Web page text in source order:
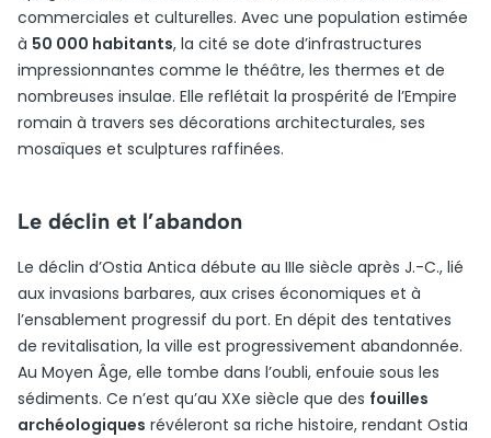
commerciales et culturelles. Avec une population estimée
à 50 000 habitants, la cité se dote d’infrastructures
impressionnantes comme le théâtre, les thermes et de
nombreuses insulae. Elle reflétait la prospérité de l’Empire
romain à travers ses décorations architecturales, ses
mosaïques et sculptures raffinées.
Le déclin et l’abandon
Le déclin d’Ostia Antica débute au IIIe siècle après J.-C., lié
aux invasions barbares, aux crises économiques et à
l’ensablement progressif du port. En dépit des tentatives
de revitalisation, la ville est progressivement abandonnée.
Au Moyen Âge, elle tombe dans l’oubli, enfouie sous les
sédiments. Ce n’est qu’au XXe siècle que des fouilles
archéologiques révéleront sa riche histoire, rendant Ostia